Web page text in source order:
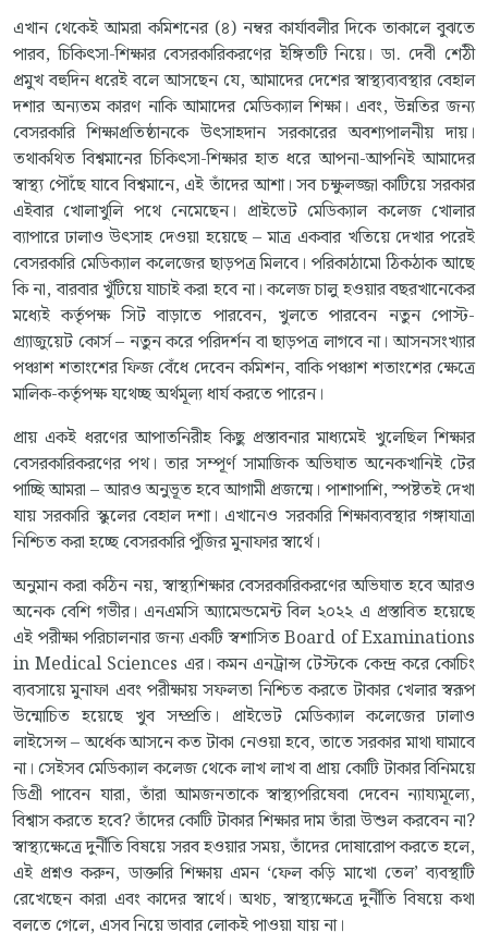
এখান থেকেই আমরা কমিশনের (৪) নম্বর কার্যাবলীর দিকে তাকালে বুঝতে
পারব, চিকিৎসা-শিক্ষার বেসরকারিকরণের ইঙ্গিতটি নিয়ে। ডা. দেবী শেঠী
প্রমুখ বহুদিন ধরেই বলে আসছেন যে, আমাদের দেশের স্বাস্থ্যব্যবস্থার বেহাল
দশার অন্যতম কারণ নাকি আমাদের মেডিক্যাল শিক্ষা। এবং, উন্নতির জন্য
বেসরকারি শিক্ষাপ্রতিষ্ঠানকে উৎসাহদান সরকারের অবশ্যপালনীয় দায়।
তথাকথিত বিশ্বমানের চিকিৎসা-শিক্ষার হাত ধরে আপনা-আপনিই আমাদের
স্বাস্থ্য পৌঁছে যাবে বিশ্বমানে, এই তাঁদের আশা। সব চক্ষুলজ্জা কাটিয়ে সরকার
এইবার খোলাখুলি পথে নেমেছেন। প্রাইভেট মেডিক্যাল কলেজ খোলার
ব্যাপারে ঢালাও উৎসাহ দেওয়া হয়েছে – মাত্র একবার খতিয়ে দেখার পরেই
বেসরকারি মেডিক্যাল কলেজের ছাড়পত্র মিলবে। পরিকাঠামো ঠিকঠাক আছে
কি না, বারবার খুঁটিয়ে যাচাই করা হবে না। কলেজ চালু হওয়ার বছরখানেকের
মধ্যেই কর্তৃপক্ষ সিট বাড়াতে পারবেন, খুলতে পারবেন নতুন পোস্ট-
গ্র্যাজুয়েট কোর্স – নতুন করে পরিদর্শন বা ছাড়পত্র লাগবে না। আসনসংখ্যার
পঞ্চাশ শতাংশের ফিজ বেঁধে দেবেন কমিশন, বাকি পঞ্চাশ শতাংশের ক্ষেত্রে
মালিক-কর্তৃপক্ষ যথেচ্ছ অর্থমূল্য ধার্য করতে পারেন।
প্রায় একই ধরণের আপাতনিরীহ কিছু প্রস্তাবনার মাধ্যমেই খুলেছিল শিক্ষার
বেসরকারিকরণের পথ। তার সম্পূর্ণ সামাজিক অভিঘাত অনেকখানিই টের
পাচ্ছি আমরা – আরও অনুভূত হবে আগামী প্রজন্মে। পাশাপাশি, স্পষ্টতই দেখা
যায় সরকারি স্কুলের বেহাল দশা। এখানেও সরকারি শিক্ষাব্যবস্থার গঙ্গাযাত্রা
নিশ্চিত করা হচ্ছে বেসরকারি পুঁজির মুনাফার স্বার্থে।
অনুমান করা কঠিন নয়, স্বাস্থ্যশিক্ষার বেসরকারিকরণের অভিঘাত হবে আরও
অনেক বেশি গভীর। এনএমসি অ্যামেন্ডমেন্ট বিল ২০২২ এ প্রস্তাবিত হয়েছে
এই পরীক্ষা পরিচালনার জন্য একটি স্বশাসিত Board of Examinations
in Medical Sciences এর। কমন এনট্রান্স টেস্টকে কেন্দ্র করে কোচিং
ব্যবসায়ে মুনাফা এবং পরীক্ষায় সফলতা নিশ্চিত করতে টাকার খেলার স্বরূপ
উন্মোচিত হয়েছে খুব সম্প্রতি। প্রাইভেট মেডিক্যাল কলেজের ঢালাও
লাইসেন্স – অর্ধেক আসনে কত টাকা নেওয়া হবে, তাতে সরকার মাথা ঘামাবে
না। সেইসব মেডিক্যাল কলেজ থেকে লাখ লাখ বা প্রায় কোটি টাকার বিনিময়ে
ডিগ্রী পাবেন যারা, তাঁরা আমজনতাকে স্বাস্থ্যপরিষেবা দেবেন ন্যায্যমূল্যে,
বিশ্বাস করতে হবে? তাঁদের কোটি টাকার শিক্ষার দাম তাঁরা উশুল করবেন না?
স্বাস্থ্যক্ষেত্রে দুর্নীতি বিষয়ে সরব হওয়ার সময়, তাঁদের দোষারোপ করতে হলে,
এই প্রশ্নও করুন, ডাক্তারি শিক্ষায় এমন ‘ফেল কড়ি মাখো তেল’ ব্যবস্থাটি
রেখেছেন কারা এবং কাদের স্বার্থে। অথচ, স্বাস্থ্যক্ষেত্রে দুর্নীতি বিষয়ে কথা
বলতে গেলে, এসব নিয়ে ভাবার লোকই পাওয়া যায় না।